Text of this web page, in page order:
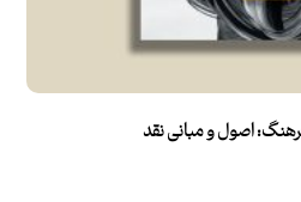
اصول و مبانی نقد